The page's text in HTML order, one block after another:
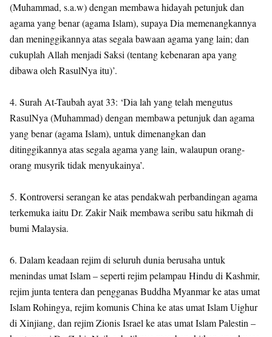
(Muhammad, s.a.w) dengan membawa hidayah petunjuk dan
agama yang benar (agama Islam), supaya Dia memenangkannya
dan meninggikannya atas segala bawaan agama yang lain; dan
cukuplah Allah menjadi Saksi (tentang kebenaran apa yang
dibawa oleh RasulNya itu)’.
4. Surah At-Taubah ayat 33: ‘Dia lah yang telah mengutus
RasulNya (Muhammad) dengan membawa petunjuk dan agama
yang benar (agama Islam), untuk dimenangkan dan
ditinggikannya atas segala agama yang lain, walaupun orang-
orang musyrik tidak menyukainya’.
5. Kontroversi serangan ke atas pendakwah perbandingan agama
terkemuka iaitu Dr. Zakir Naik membawa seribu satu hikmah di
bumi Malaysia.
6. Dalam keadaan rejim di seluruh dunia berusaha untuk
menindas umat Islam – seperti rejim pelampau Hindu di Kashmir,
rejim junta tentera dan pengganas Buddha Myanmar ke atas umat
Islam Rohingya, rejim komunis China ke atas umat Islam Uighur
di Xinjiang, dan rejim Zionis Israel ke atas umat Islam Palestin –